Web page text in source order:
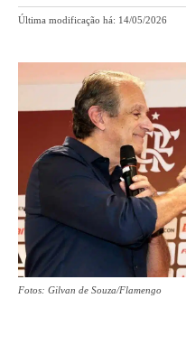
Última modificação há: 14/05/2026
Fotos: Gilvan de Souza/Flamengo